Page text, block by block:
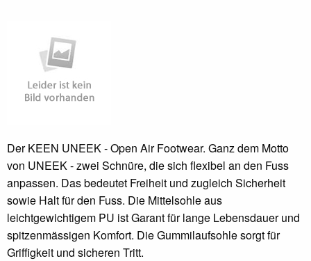
Der KEEN UNEEK - Open Air Footwear. Ganz dem Motto
von UNEEK - zwei Schnüre, die sich flexibel an den Fuss
anpassen. Das bedeutet Freiheit und zugleich Sicherheit
sowie Halt für den Fuss. Die Mittelsohle aus
leichtgewichtigem PU ist Garant für lange Lebensdauer und
spitzenmässigen Komfort. Die Gummilaufsohle sorgt für
Griffigkeit und sicheren Tritt.